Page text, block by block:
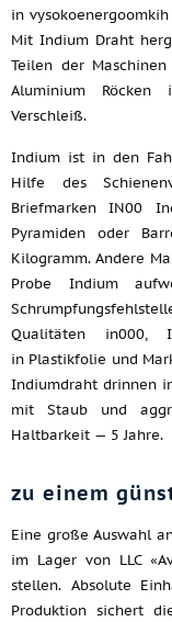
in
Mit Indium Draht
Teilen der
Aluminium
Verschleiß.
Indium ist in den
Hilfe des
Briefmarken IN00
Pyramiden oder
Kilogramm. Andere
Probe Indium
Qualitäten in000,
in Plastikfolie und
Indiumdraht drinnen
mit Staub und
Haltbarkeit — 5 Jahre.
zu einem
Eine große Auswahl
im Lager von LLC
stellen. Absolute
Produktion sichert